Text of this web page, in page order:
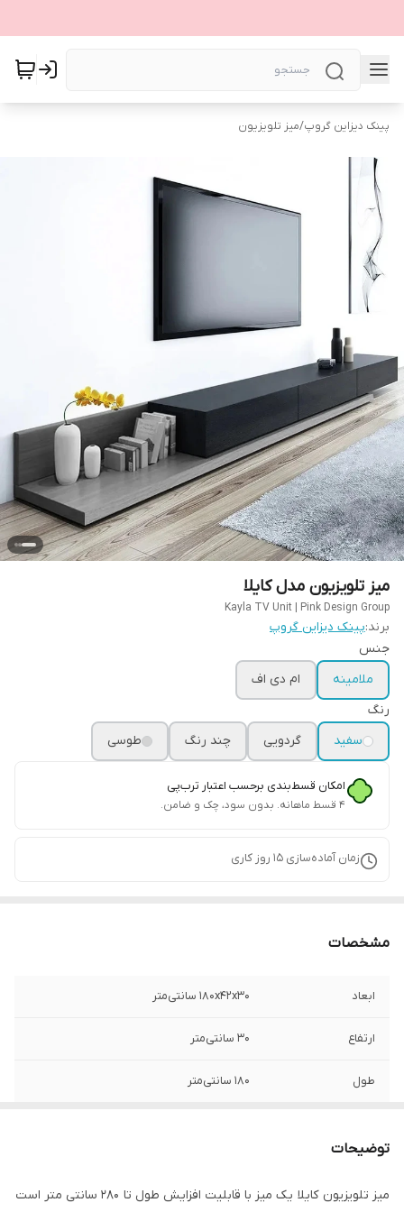
پینک دیزاین گروپ/میز تلویزیون
میز تلویزیون مدل کایلا
Kayla TV Unit | Pink Design Group
برند:پینک دیزاین گروپ
جنس
ملامینه
ام دی اف
رنگ
سفید
گردویی چند رنگ طوسی
امکان قسط‌بندی برحسب اعتبار ترب‌پی
۴ قسط ماهانه. بدون سود، چک و ضامن.
زمان آماده‌سازی 15 روز کاری
مشخصات
ابعاد 1۸۰x42x30 سانتی‌متر
ارتفاع 30 سانتی‌متر
طول 1۸0 سانتی‌متر
توضیحات
میز تلویزیون کایلا یک میز با قابلیت افزایش طول تا ۲۸۰ سانتی متر است